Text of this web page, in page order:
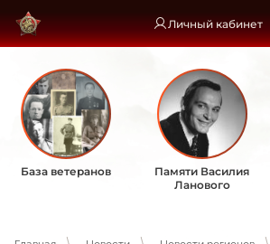
Личный кабинет
База ветеранов
Памяти Василия
Ланового